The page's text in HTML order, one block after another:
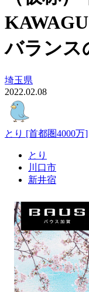
バランス
埼玉県
2022.02.08
とり [首都圏4000万]
とり
川口市
新井宿